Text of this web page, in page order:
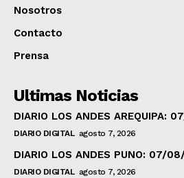
Nosotros
Contacto
Prensa
Ultimas Noticias
DIARIO LOS ANDES AREQUIPA:
DIARIO DIGITAL agosto 7, 2026
DIARIO LOS ANDES PUNO: 07/
DIARIO DIGITAL agosto 7, 2026